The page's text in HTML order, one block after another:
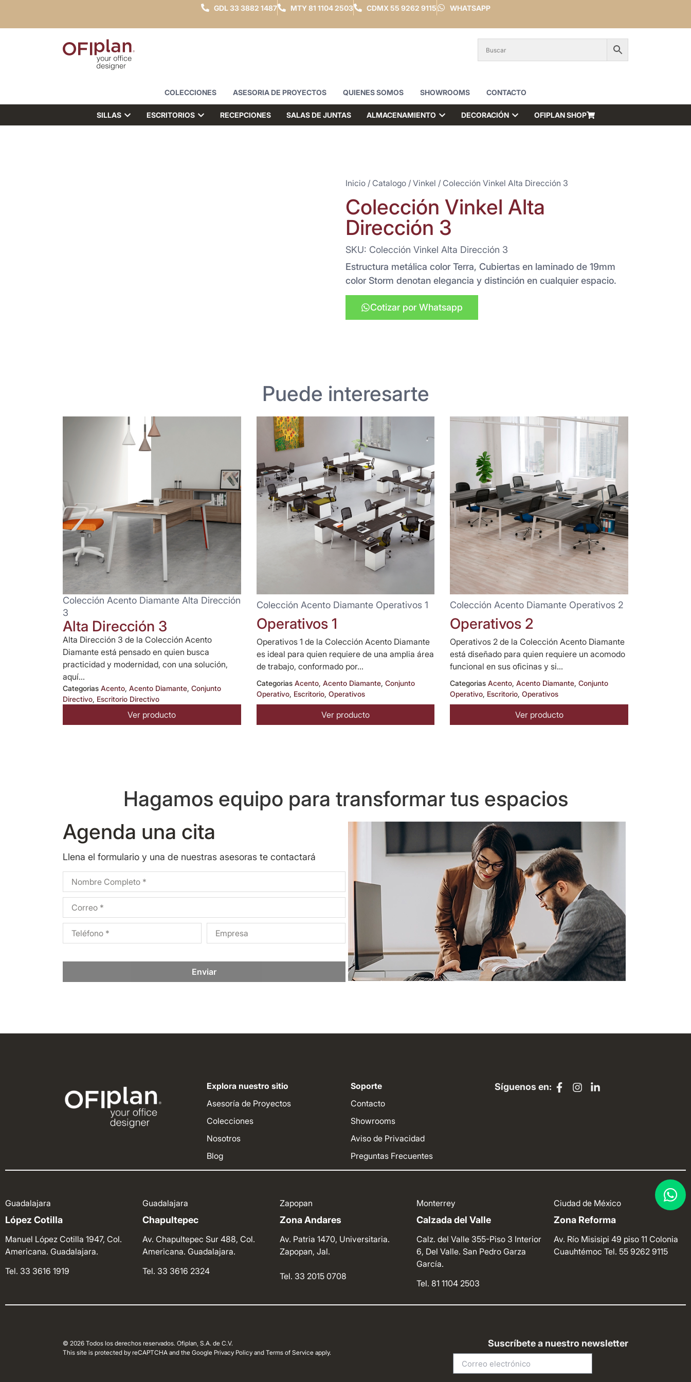
GDL33 3882 1487 MTY81 1104 2503 CDMX 55 9262 9115 WHATSAPP
COLECCIONES ASESORIA DE PROYECTOS QUIENES SOMOS SHOWROOMS CONTACTO
SILLAS ESCRITORIOS RECEPCIONES SALAS DE JUNTAS ALMACENAMIENTO DECORACIÓN OFIPLAN SHOP
Inicio / Catalogo / Vinkel / Colección Vinkel Alta Dirección 3
Colección Vinkel Alta
Dirección 3
SKU: Colección Vinkel Alta Dirección 3
Estructura metálica color Terra, Cubiertas en laminado de 19mm
color Storm denotan elegancia y distinción en cualquier espacio.
Cotizar por Whatsapp
Puede interesarte
Colección Acento Diamante Alta Dirección
3
Alta Dirección 3
Alta Dirección 3 de la Colección Acento
Diamante está pensado en quien busca
practicidad y modernidad, con una solución,
aquí...
Categorias Acento, Acento Diamante, Conjunto
Directivo, Escritorio Directivo
Ver producto
Colección Acento Diamante Operativos 1
Operativos 1
Operativos 1 de la Colección Acento Diamante
es ideal para quien requiere de una amplia área
de trabajo, conformado por...
Categorias Acento, Acento Diamante, Conjunto
Operativo, Escritorio, Operativos
Ver producto
Colección Acento Diamante Operativos 2
Operativos 2
Operativos 2 de la Colección Acento Diamante
está diseñado para quien requiere un acomodo
funcional en sus oficinas y si...
Categorias Acento,Acento Diamante,Conjunto
Operativo, Escritorio,Operativos
Ver producto
Hagamos equipo para transformar tus espacios
Agenda una cita
Llena el formulario y una de nuestras asesoras te contactará
Enviar
Explora nuestro sitio
Asesoría de Proyectos
Colecciones
Nosotros
Blog
Soporte
Contacto
Showrooms
Aviso de Privacidad
Preguntas Frecuentes
Síguenos en:
Guadalajara
López Cotilla
Manuel López Cotilla 1947, Col.
Americana. Guadalajara.
Tel. 33 3616 1919
Guadalajara
Chapultepec
Av. Chapultepec Sur 488, Col.
Americana. Guadalajara.
Tel. 33 3616 2324
Zapopan
Zona Andares
Av. Patria 1470, Universitaria.
Zapopan, Jal.
Tel. 33 2015 0708
Monterrey
Calzada del Valle
Calz. del Valle 355-Piso 3 Interior
6, Del Valle. San Pedro Garza
García.
Tel. 81 1104 2503
Ciudad de México
Zona Reforma
Av. Río Misisipi 49 piso 11 Colonia
CuauhtémocTel. 55 9262 9115
© 2026 Todos los derechos reservados. Ofiplan, S.A. de C.V.
This site is protected by reCAPTCHA and the Google Privacy Policy and Terms of Service apply.
Suscríbete a nuestro newsletter